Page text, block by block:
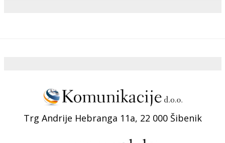
Trg Andrije Hebranga 11a, 22 000 Šibenik